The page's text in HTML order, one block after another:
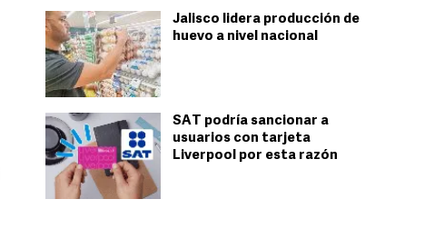
Jalisco lidera producción de
huevo a nivel nacional
SAT podría sancionar a
usuarios con tarjeta
Liverpool por esta razón